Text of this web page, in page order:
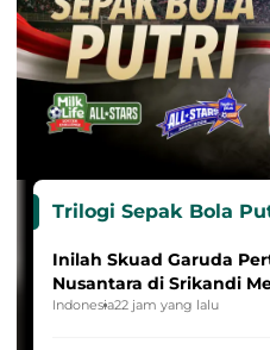
Trilogi Sepak Bola
Inilah Skuad Garuda
Nusantara di Srikandi
Indonesia22 jam yang lalu